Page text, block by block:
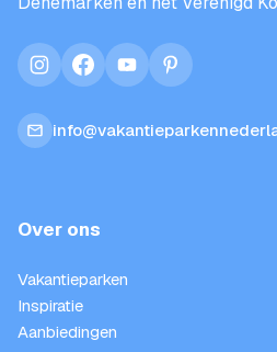
instagramfacebookyoutubepinterest
Over ons
Vakantieparken
Inspiratie
Aanbiedingen